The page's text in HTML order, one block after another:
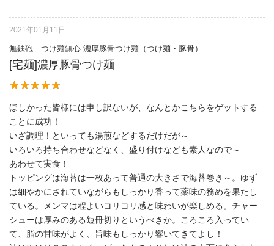
2021年01月11日
無鉄砲 つけ麺無心 濃厚豚骨つけ麺（つけ麺・豚骨）
[宅麺]濃厚豚骨つけ麺
ほしかった皆様には申し訳ないが、なんとかこちらをゲットする
ことに成功！
いざ調理！といっても湯煎などするだけだが～
いろいろ持ち合わせなどなく、盛り付けなども素人なので～
あわせて実食！
トッピングは海苔は一枚あって普通の大きさで海苔巻き～。ゆず
は細やかにされていながらもしっかり香って薬味の務めを果たし
ている。メンマは程よいコリコリ感と味わいが楽しめる。チャー
シューは厚みのある短冊切りというべきか。ころころ入ってい
て、脂の甘味がよく、旨味もしっかり響いてきてよし！